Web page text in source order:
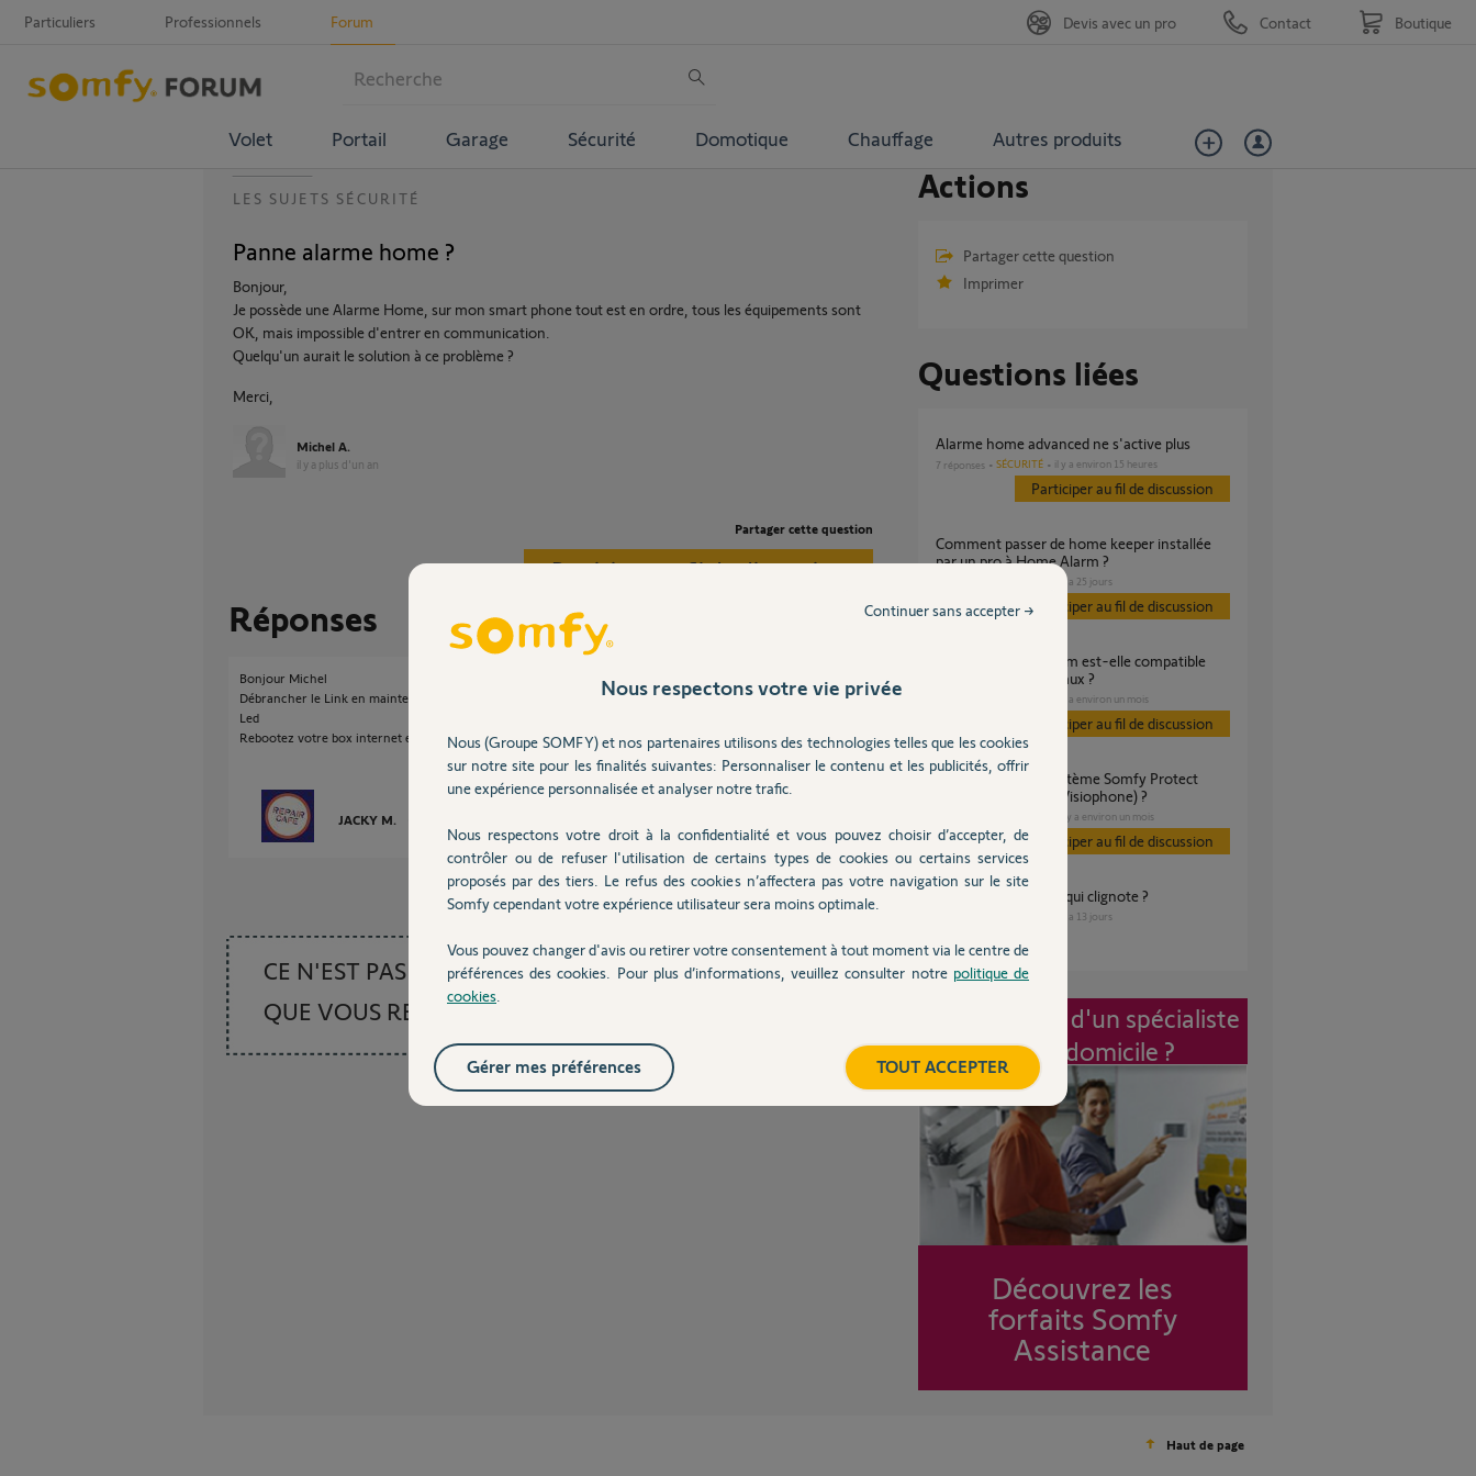
Particuliers Professionnels Forum
Volet Portail Garage Sécurité Domotique Chauffage Autres produits
Devis avec un pro Contact Boutique
LES SUJETS SÉCURITÉ
Panne alarme home ?
Bonjour,
Je possède une Alarme Home, sur mon smart phone tout est en ordre, tous les équipements sont
OK, mais impossible d'entrer en communication.
Quelqu'un aurait le solution à ce problème ?
Merci,
Michel A.
il y a plus d'un an
Partager cette question
Participer au fil de discussion
Réponses
Bonjour Michel
Débrancher le Link en maintenant appuyer le bouton sur le coté jusqu'a extinction de la
Led
Rebootez votre box internet et quand le wifi est OK rebrancher votre Link
JACKY M.
CE N'EST PAS CE
QUE VOUS RECHERCHEZ
Actions
Partager cette question
Imprimer
Questions liées
Alarme home advanced ne s'active plus
7 réponses SÉCURITÉ il y a environ 15 heures
Participer au fil de discussion
Comment passer de home keeper installée
par un pro à Home Alarm ?
il y a 25 jours
Participer au fil de discussion
avec les petits animaux ?
il y a environ un mois
Participer au fil de discussion
(Alarme, Caméras, Visiophone) ?
il y a environ un mois
Participer au fil de discussion
Badge Home Alarm qui clignote ?
il y a 13 jours
Intervention d'un spécialiste
à mon domicile ?
Découvrez les
forfaits Somfy
Assistance
Haut de page
Nous respectons votre vie privée
Nous (Groupe SOMFY) et nos partenaires utilisons des technologies telles que les cookies
sur notre site pour les finalités suivantes: Personnaliser le contenu et les publicités, offrir
une expérience personnalisée et analyser notre trafic.
Nous respectons votre droit à la confidentialité et vous pouvez choisir d’accepter, de
contrôler ou de refuser l'utilisation de certains types de cookies ou certains services
proposés par des tiers. Le refus des cookies n’affectera pas votre navigation sur le site
Somfy cependant votre expérience utilisateur sera moins optimale.
Vous pouvez changer d'avis ou retirer votre consentement à tout moment via le centre de
préférences des cookies. Pour plus d’informations, veuillez consulter notre politique de
cookies
Continuer sans accepter →
TOUT ACCEPTER
Gérer mes préférences